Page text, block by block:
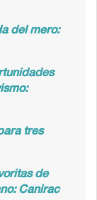
del mero:
tres
de
Canirac